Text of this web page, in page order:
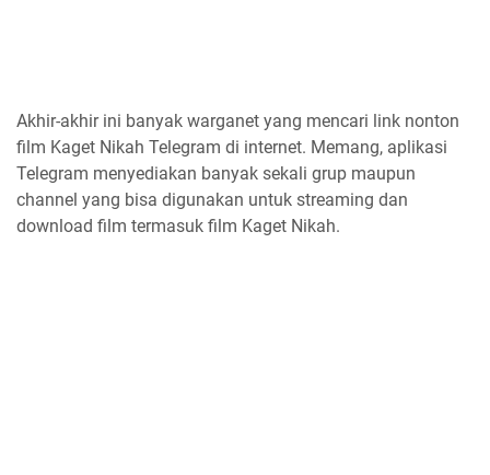
Akhir-akhir ini banyak warganet yang mencari link nonton
film Kaget Nikah Telegram di internet. Memang, aplikasi
Telegram menyediakan banyak sekali grup maupun
channel yang bisa digunakan untuk streaming dan
download film termasuk film Kaget Nikah.